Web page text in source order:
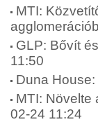
MTI:
GLP: Bővít
11:50
Duna
MTI: Növelte
02-24 11:24